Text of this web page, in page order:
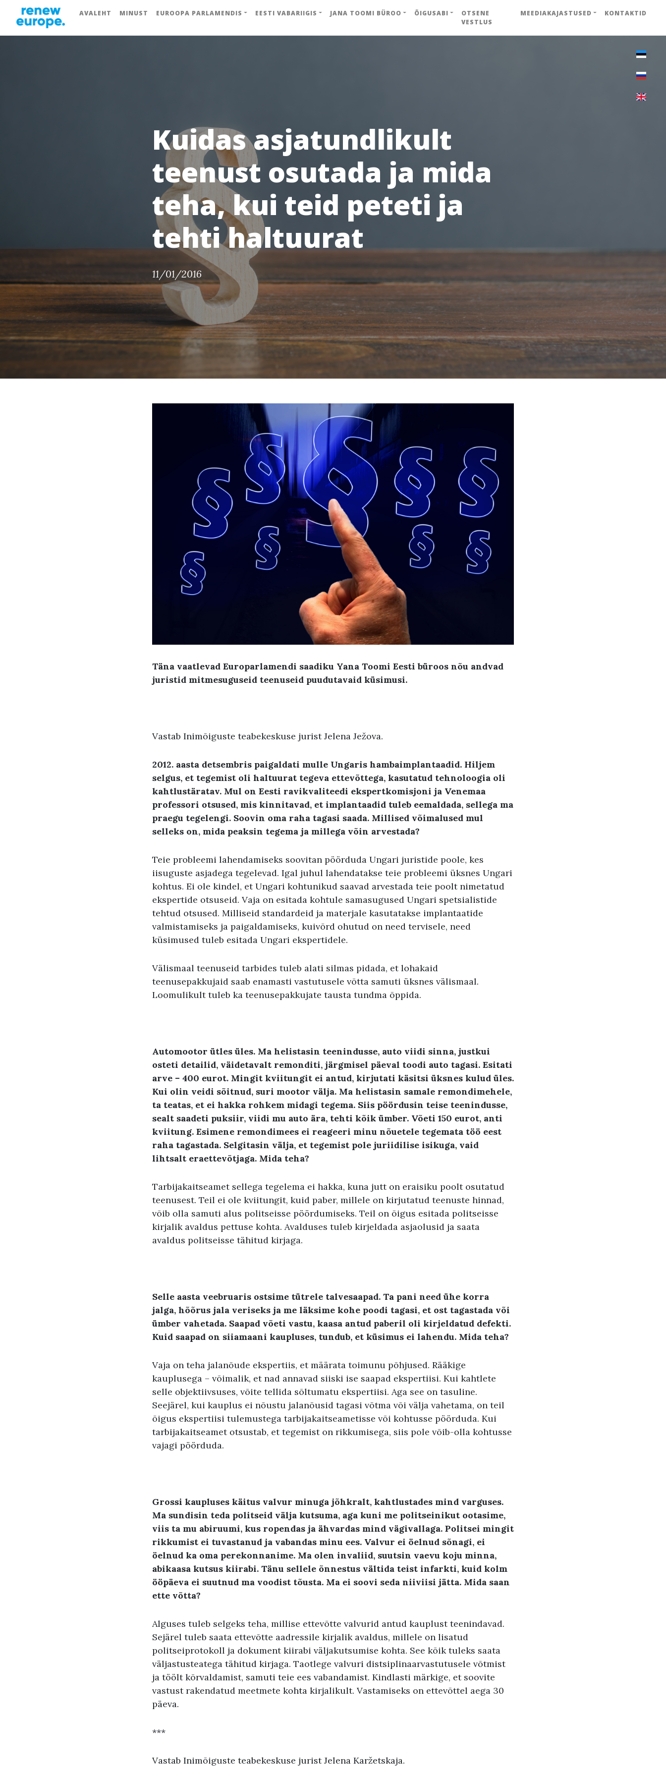
AVALEHT MINUST EUROOPA PARLAMENDIS EESTI VABARIIGIS JANA TOOMI BÜROO ÕIGUSABI
OTSENE
VESTLUS
MEEDIAKAJASTUSED KONTAKTID
Kuidas asjatundlikult
teenust osutada ja mida
teha, kui teid peteti ja
tehti haltuurat
11/01/2016
Täna vaatlevad Europarlamendi saadiku Yana Toomi Eesti büroos nõu andvad
juristid mitmesuguseid teenuseid puudutavaid küsimusi.
Vastab Inimõiguste teabekeskuse jurist Jelena Ježova.
2012. aasta detsembris paigaldati mulle Ungaris hambaimplantaadid. Hiljem
selgus, et tegemist oli haltuurat tegeva ettevõttega, kasutatud tehnoloogia oli
kahtlustäratav. Mul on Eesti ravikvaliteedi ekspertkomisjoni ja Venemaa
professori otsused, mis kinnitavad, et implantaadid tuleb eemaldada, sellega ma
praegu tegelengi. Soovin oma raha tagasi saada. Millised võimalused mul
selleks on, mida peaksin tegema ja millega võin arvestada?
Teie probleemi lahendamiseks soovitan pöörduda Ungari juristide poole, kes
iisuguste asjadega tegelevad. Igal juhul lahendatakse teie probleemi üksnes Ungari
kohtus. Ei ole kindel, et Ungari kohtunikud saavad arvestada teie poolt nimetatud
ekspertide otsuseid. Vaja on esitada kohtule samasugused Ungari spetsialistide
tehtud otsused. Milliseid standardeid ja materjale kasutatakse implantaatide
valmistamiseks ja paigaldamiseks, kuivõrd ohutud on need tervisele, need
küsimused tuleb esitada Ungari ekspertidele.
Välismaal teenuseid tarbides tuleb alati silmas pidada, et lohakaid
teenusepakkujaid saab enamasti vastutusele võtta samuti üksnes välismaal.
Loomulikult tuleb ka teenusepakkujate tausta tundma õppida.
Automootor ütles üles. Ma helistasin teenindusse, auto viidi sinna, justkui
osteti detailid, väidetavalt remonditi, järgmisel päeval toodi auto tagasi. Esitati
arve – 400 eurot. Mingit kviitungit ei antud, kirjutati käsitsi üksnes kulud üles.
Kui olin veidi sõitnud, suri mootor välja. Ma helistasin samale remondimehele,
ta teatas, et ei hakka rohkem midagi tegema. Siis pöördusin teise teenindusse,
sealt saadeti puksiir, viidi mu auto ära, tehti kõik ümber. Võeti 150 eurot, anti
kviitung. Esimene remondimees ei reageeri minu nõuetele tegemata töö eest
raha tagastada. Selgitasin välja, et tegemist pole juriidilise isikuga, vaid
lihtsalt eraettevõtjaga. Mida teha?
Tarbijakaitseamet sellega tegelema ei hakka, kuna jutt on eraisiku poolt osutatud
teenusest. Teil ei ole kviitungit, kuid paber, millele on kirjutatud teenuste hinnad,
võib olla samuti alus politseisse pöördumiseks. Teil on õigus esitada politseisse
kirjalik avaldus pettuse kohta. Avalduses tuleb kirjeldada asjaolusid ja saata
avaldus politseisse tähitud kirjaga.
Selle aasta veebruaris ostsime tütrele talvesaapad. Ta pani need ühe korra
jalga, hõõrus jala veriseks ja me läksime kohe poodi tagasi, et ost tagastada või
ümber vahetada. Saapad võeti vastu, kaasa antud paberil oli kirjeldatud defekti.
Kuid saapad on siiamaani kaupluses, tundub, et küsimus ei lahendu. Mida teha?
Vaja on teha jalanõude ekspertiis, et määrata toimunu põhjused. Rääkige
kauplusega – võimalik, et nad annavad siiski ise saapad ekspertiisi. Kui kahtlete
selle objektiivsuses, võite tellida sõltumatu ekspertiisi. Aga see on tasuline.
Seejärel, kui kauplus ei nõustu jalanõusid tagasi võtma või välja vahetama, on teil
õigus ekspertiisi tulemustega tarbijakaitseametisse või kohtusse pöörduda. Kui
tarbijakaitseamet otsustab, et tegemist on rikkumisega, siis pole võib-olla kohtusse
vajagi pöörduda.
Grossi kaupluses käitus valvur minuga jõhkralt, kahtlustades mind varguses.
Ma sundisin teda politseid välja kutsuma, aga kuni me politseinikut ootasime,
viis ta mu abiruumi, kus ropendas ja ähvardas mind vägivallaga. Politsei mingit
rikkumist ei tuvastanud ja vabandas minu ees. Valvur ei öelnud sõnagi, ei
öelnud ka oma perekonnanime. Ma olen invaliid, suutsin vaevu koju minna,
abikaasa kutsus kiirabi. Tänu sellele õnnestus vältida teist infarkti, kuid kolm
ööpäeva ei suutnud ma voodist tõusta. Ma ei soovi seda niiviisi jätta. Mida saan
ette võtta?
Alguses tuleb selgeks teha, millise ettevõtte valvurid antud kauplust teenindavad.
Sejärel tuleb saata ettevõtte aadressile kirjalik avaldus, millele on lisatud
politseiprotokoll ja dokument kiirabi väljakutsumise kohta. See kõik tuleks saata
väljastusteatega tähitud kirjaga. Taotlege valvuri distsiplinaarvastutusele võtmist
ja töölt kõrvaldamist, samuti teie ees vabandamist. Kindlasti märkige, et soovite
vastust rakendatud meetmete kohta kirjalikult. Vastamiseks on ettevõttel aega 30
päeva.
***
Vastab Inimõiguste teabekeskuse jurist Jelena Karžetskaja.